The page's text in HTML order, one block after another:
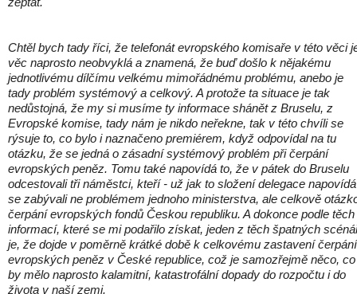
Chtěl bych tady říci, že telefonát evropského komisaře v této věci
věc naprosto neobvyklá a znamená, že buď došlo k nějakému
jednotlivému dílčímu velkému mimořádnému problému, anebo je
tady problém systémový a celkový. A protože ta situace je tak
nedůstojná, že my si musíme ty informace shánět z Bruselu, z
Evropské komise, tady nám je nikdo neřekne, tak v této chvíli se
rýsuje to, co bylo i naznačeno premiérem, když odpovídal na tu
otázku, že se jedná o zásadní systémový problém při čerpání
evropských peněz. Tomu také napovídá to, že v pátek do Bruselu
odcestovali tři náměstci, kteří - už jak to složení delegace
se zabývali ne problémem jednoho ministerstva, ale celkově
čerpání evropských fondů Českou republiku. A dokonce podle těch
informací, které se mi podařilo získat, jeden z těch špatných
je, že dojde v poměrně krátké době k celkovému zastavení čerpání
evropských peněz v České republice, což je samozřejmě něco, co
by mělo naprosto kalamitní, katastrofální dopady do rozpočtu i do
života v naší zemi.